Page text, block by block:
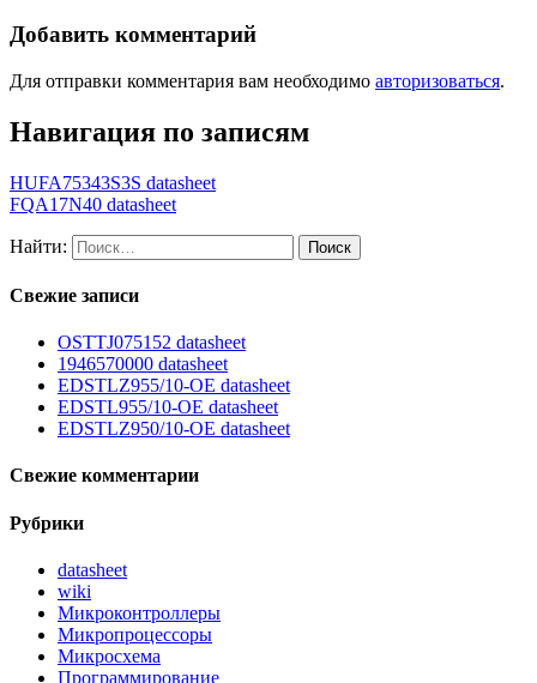
Добавить комментарий
Для отправки комментария вам необходимо авторизоваться.
Навигация по записям
HUFA75343S3S datasheet
FQA17N40 datasheet
Найти:
Свежие записи
OSTTJ075152 datasheet
1946570000 datasheet
EDSTLZ955/10-OE datasheet
EDSTL955/10-OE datasheet
EDSTLZ950/10-OE datasheet
Свежие комментарии
Рубрики
datasheet
wiki
Микроконтроллеры
Микропроцессоры
Микросхема
Программирование